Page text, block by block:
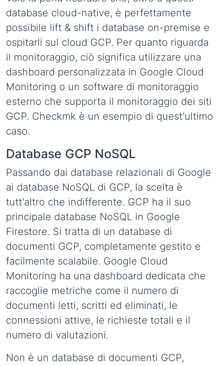
database cloud-native, è perfettamente
possibile lift & shift i database on-premise e
ospitarli sul cloud GCP. Per quanto riguarda
il monitoraggio, ciò significa utilizzare una
dashboard personalizzata in Google Cloud
Monitoring o un software di monitoraggio
esterno che supporta il monitoraggio dei siti
GCP. Checkmk è un esempio di quest'ultimo
caso.
Database GCP NoSQL
Passando dai database relazionali di Google
ai database NoSQL di GCP, la scelta è
tutt'altro che indifferente. GCP ha il suo
principale database NoSQL in Google
Firestore. Si tratta di un database di
documenti GCP, completamente gestito e
facilmente scalabile. Google Cloud
Monitoring ha una dashboard dedicata che
raccoglie metriche come il numero di
documenti letti, scritti ed eliminati, le
connessioni attive, le richieste totali e il
numero di valutazioni.
Non è un database di documenti GCP,